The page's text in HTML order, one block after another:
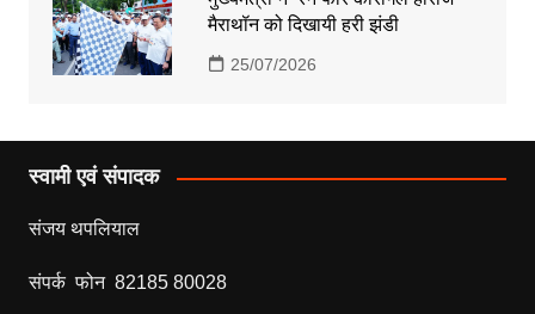
मैराथॉन को दिखायी हरी झंडी
25/07/2026
स्वामी एवं संपादक
संजय थपलियाल
संपर्क फोन 82185 80028